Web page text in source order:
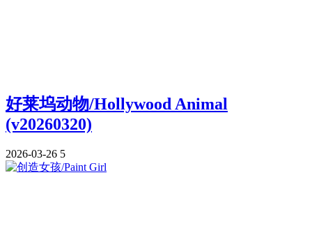
好莱坞动物/Hollywood Animal
(v20260320)
2026-03-26 5